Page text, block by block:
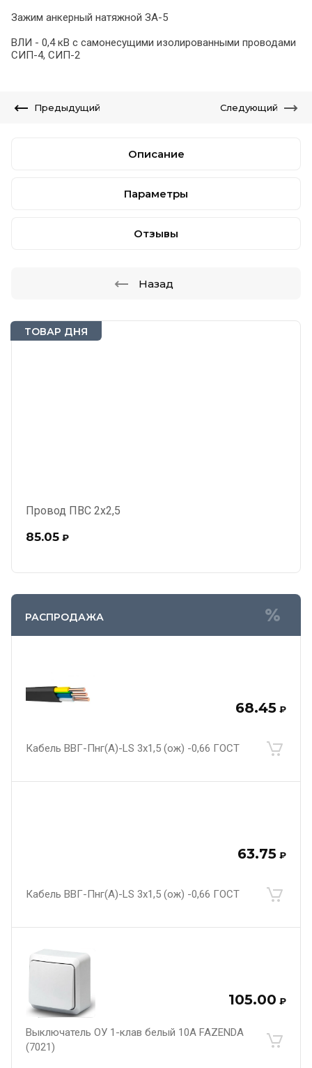
Зажим анкерный натяжной ЗА-5
ВЛИ - 0,4 кВ с самонесущими изолированными проводами
СИП-4, СИП-2
Предыдущий Следующий
Описание
Параметры
Отзывы
Назад
ТОВАР ДНЯ
Провод ПВС 2х2,5
85.05 ₽
РАСПРОДАЖА
68.45 ₽
Кабель ВВГ-Пнг(А)-LS 3х1,5 (ож) -0,66 ГОСТ
63.75 ₽
Кабель ВВГ-Пнг(А)-LS 3х1,5 (ож) -0,66 ГОСТ
105.00 ₽
Выключатель ОУ 1-клав белый 10А FAZENDA
(7021)